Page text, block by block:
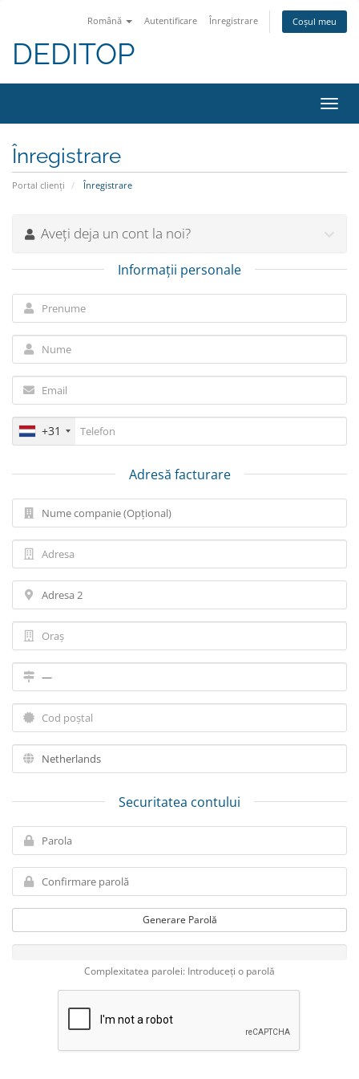
Română Autentificare Înregistrare Coșul meu
DEDITOP
Înregistrare
Portal clienți Înregistrare
Aveți deja un cont la noi?
Informații personale
+31
Adresă facturare
Securitatea contului
Generare Parolă
Complexitatea parolei: Introduceți o parolă